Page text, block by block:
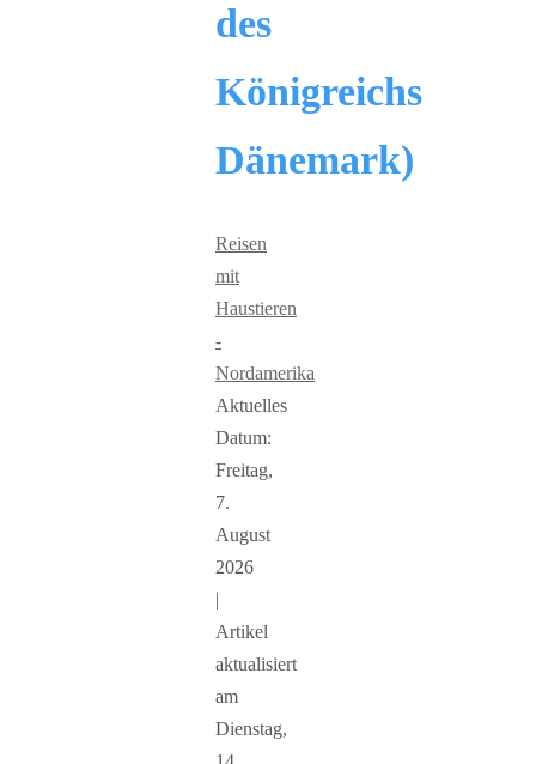
des
Königreichs
Dänemark)
Reisen
mit
Haustieren
-
Nordamerika
Aktuelles
Datum:
Freitag,
7.
August
2026
|
Artikel
aktualisiert
am
Dienstag,